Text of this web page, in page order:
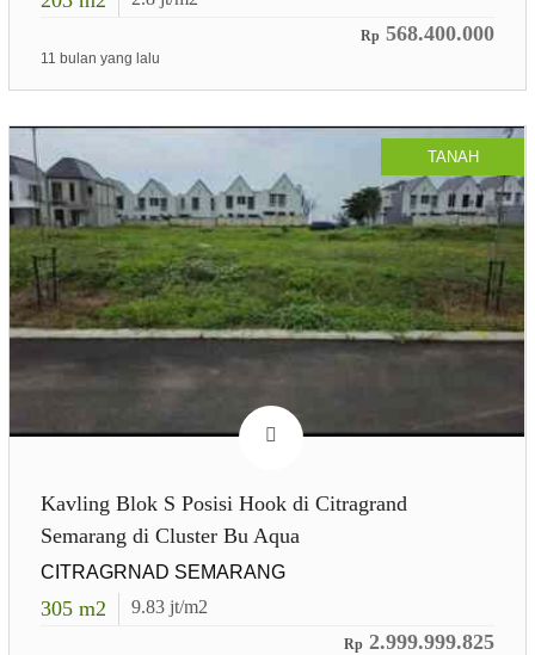
Rp 568.400.000
11 bulan yang lalu
TANAH
Kavling Blok S Posisi Hook di Citragrand
Semarang di Cluster Bu Aqua
CITRAGRNAD SEMARANG
305 m2 9.83 jt/m2
Rp 2.999.999.825